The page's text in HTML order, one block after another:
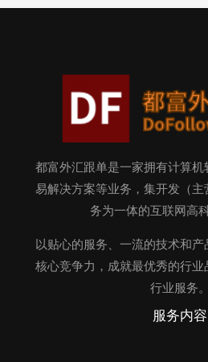
都富外汇跟单是一家拥有计算
易解决方案等业务，集开发（
务为一体的互联网高
以贴心的服务、一流的技术和
核心竞争力，成就最优秀的行
行业服务。
服务内容